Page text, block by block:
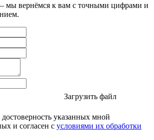
мы вернёмся к вам с точными цифрами и
Загрузить файл
указанных мной
и согласен с условиями их обработки